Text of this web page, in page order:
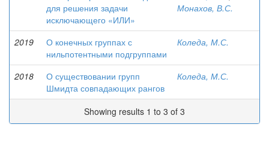
для решения задачи
исключающего «ИЛИ»
Монахов, В.С.
2019
О конечных группах с
нильпотентными подгруппами
Коледа, М.С.
2018
О существовании групп
Шмидта совпадающих рангов
Коледа, М.С.
Showing results 1 to 3 of 3